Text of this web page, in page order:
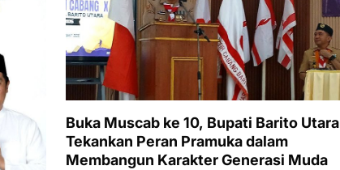
Buka Muscab ke 10, Bupati Barito Utara
Tekankan Peran Pramuka dalam
Membangun Karakter Generasi Muda